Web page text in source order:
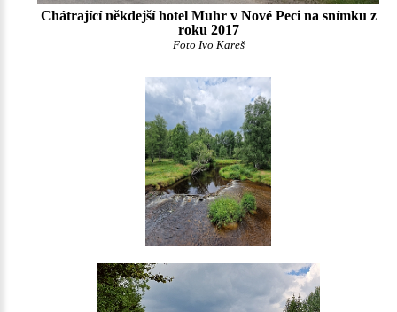
Chátrající někdejší hotel Muhr v Nové Peci na snímku z
roku 2017
Foto Ivo Kareš